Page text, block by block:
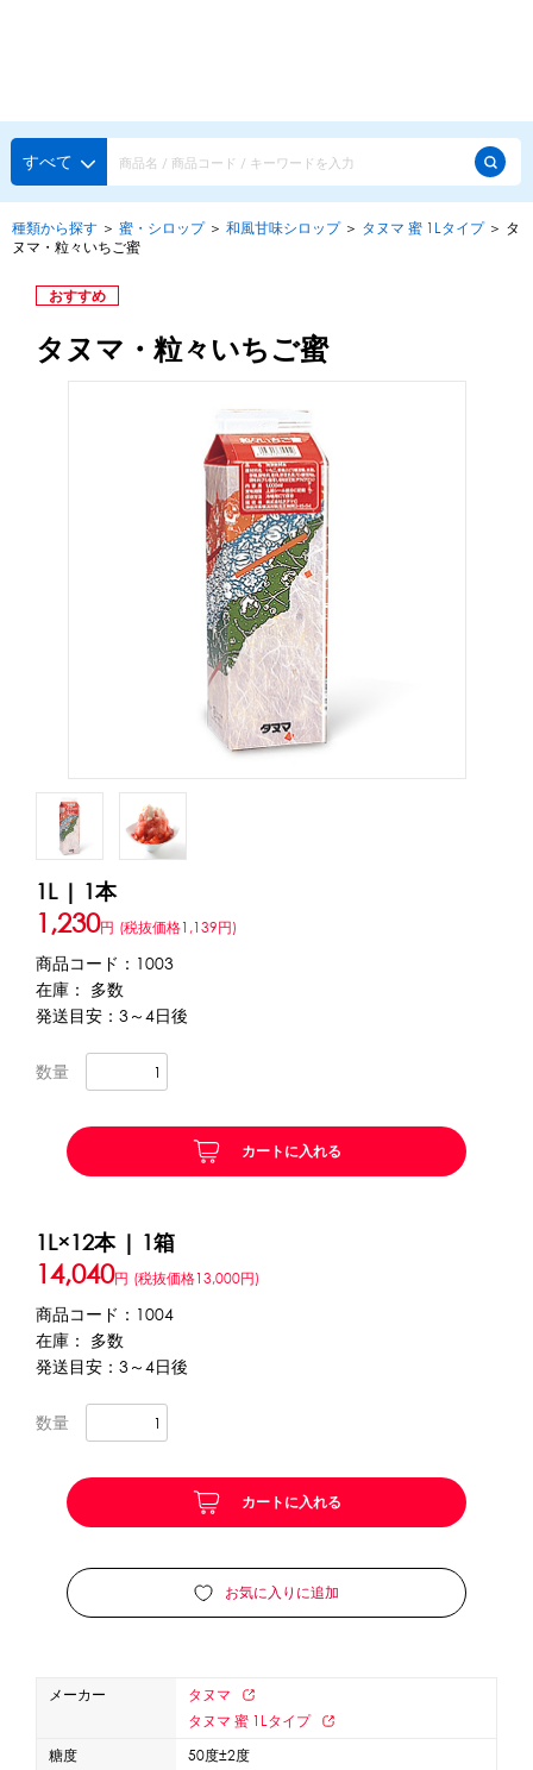
種類から探す
かき氷専用シロップ
スタンダードシロップ
蜜・シロップ
いろいろ使える汎用シロップ
ハーブシロップ
ガムシロップ
あずき・餡
白玉もち・わらび餅
ソース・クリーム・フィリング等
ピューレ・ペースト
かき氷機
ブロックアイススライサー
カートリッジシェイバー
オプション
台湾かき氷
フレーバー氷（味つきの氷）
かき氷セット
かき氷イベントセット
カップ・スプーン
ボウル型カップ
スプーン
スプーンストロー
フローズンドリンク材料
シロップ 冷凍フルーツ
ドリンクカップ・ストロー
ブレンダー・ミキサー
販促
探す
用途で選ぶ
メーカー・ブランドで選ぶ
会社概要
特定商取引に関する法律に基づく表記
プライバシーポリシー
利用規約
すべて
種類から探す ＞ 蜜・シロップ ＞ 和風甘味シロップ ＞ タヌマ 蜜 1Lタイプ ＞ タ
ヌマ・粒々いちご蜜
おすすめ
タヌマ・粒々いちご蜜
1L | 1本
1,230円 (税抜価格1,139円)
商品コード：1003
在庫： 多数
発送目安：3～4日後
数量
カートに入れる
1L×12本 | 1箱
14,040円 (税抜価格13,000円)
商品コード：1004
在庫： 多数
発送目安：3～4日後
数量
カートに入れる
お気に入りに追加
メーカー
タヌマ
タヌマ 蜜 1Lタイプ
糖度
50度±2度